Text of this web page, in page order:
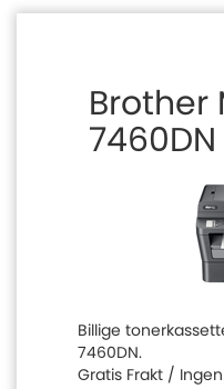
Brother
7460DN
Billige
7460DN.
Gratis Frakt /